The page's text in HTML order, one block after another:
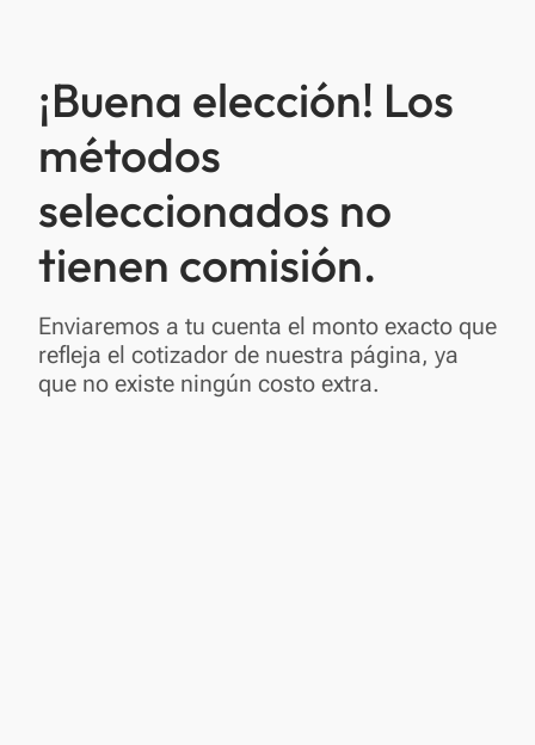
¡Buena elección! Los
métodos
seleccionados no
tienen comisión.
Enviaremos a tu cuenta el monto exacto que
refleja el cotizador de nuestra página, ya
que no existe ningún costo extra.